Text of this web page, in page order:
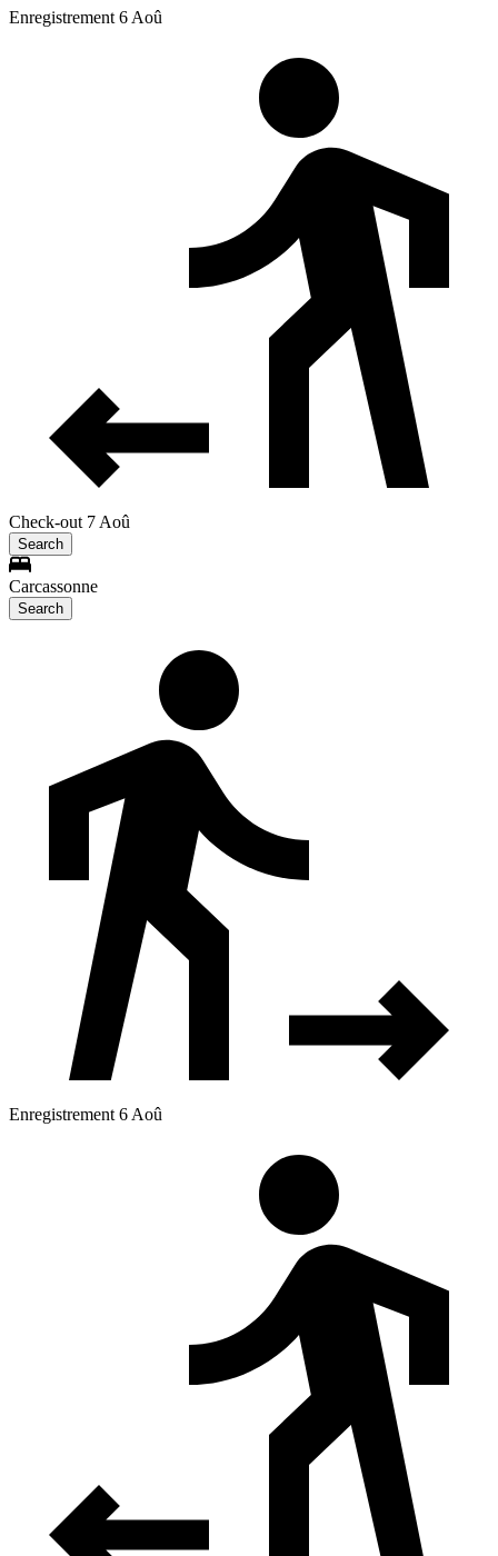
Enregistrement 6 Aoû
Check-out 7 Aoû
Search
Carcassonne
Search
Enregistrement 6 Aoû